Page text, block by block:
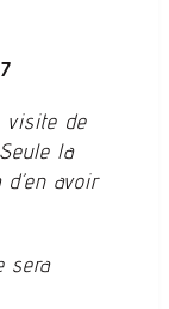
visite de
la
avoir
sera